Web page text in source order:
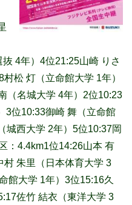
4年）4位21:25山崎 りさ
松 灯（立命館大学 1年）
（名城大学 4年）2位10:23
3位10:33御崎 舞（立命館
城西大学 2年）5位10:37岡
：4.4km1位14:26山本 有
朱里（日本体育大学 3
館大学 1年）3位15:16久
佐竹 結衣（東洋大学 3